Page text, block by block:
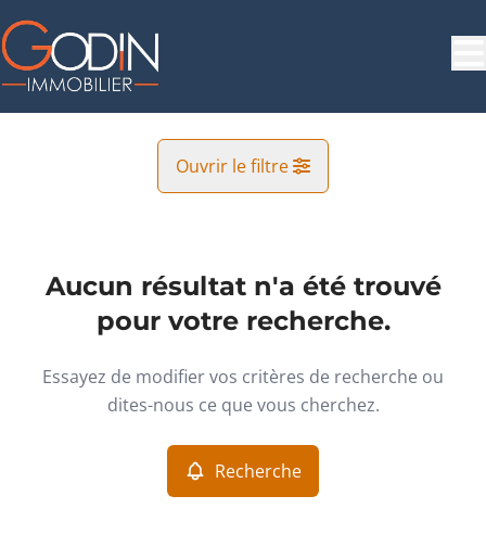
Ouvrir le filtre
Beloeil (7970) Remove
Garage/Parking Remove
Vue de la carte
Recherche Trier par
Aucun résultat n'a été trouvé
pour votre recherche.
Essayez de modifier vos critères de recherche ou
dites-nous ce que vous cherchez.
Recherche